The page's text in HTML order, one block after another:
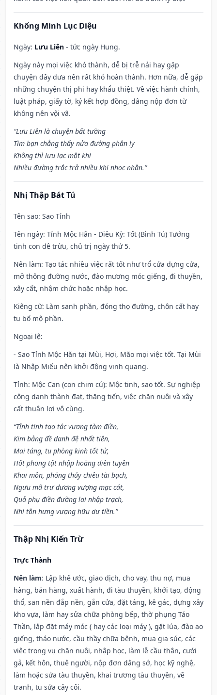
Khổng Minh Lục Diệu
Ngày: Lưu Liên - tức ngày Hung.
Ngày này mọi việc khó thành, dễ bị trễ nải hay gặp
chuyện dây dưa nên rất khó hoàn thành. Hơn nữa, dễ gặp
những chuyện thị phi hay khẩu thiệt. Về việc hành chính,
luật pháp, giấy tờ, ký kết hợp đồng, dâng nộp đơn từ
không nên vội vã.
“Lưu Liên là chuyện bất tường
Tìm bạn chẳng thấy nửa đường phân ly
Không thì lưu lạc một khi
Nhiều đường trắc trở nhiều khi nhọc nhằn.”
Nhị Thập Bát Tú
Tên sao: Sao Tỉnh
Tên ngày: Tỉnh Mộc Hãn - Diêu Kỳ: Tốt (Bình Tú) Tướng
tinh con dê trừu, chủ trị ngày thứ 5.
Nên làm: Tạo tác nhiều việc rất tốt như trổ cửa dựng cửa,
mở thông đường nước, đào mương móc giếng, đi thuyền,
xây cất, nhậm chức hoặc nhập học.
Kiêng cữ: Làm sanh phần, đóng thọ đường, chôn cất hay
tu bổ mộ phần.
Ngoại lệ:
- Sao Tỉnh Mộc Hãn tại Mùi, Hợi, Mão mọi việc tốt. Tại Mùi
là Nhập Miếu nên khởi động vinh quang.
Tỉnh: Mộc Can (con chim cú): Mộc tinh, sao tốt. Sự nghiệp
công danh thành đạt, thăng tiến, việc chăn nuôi và xây
cất thuận lợi vô cùng.
“Tỉnh tinh tạo tác vượng tàm điền,
Kim bảng đề danh đệ nhất tiên,
Mai táng, tu phòng kinh tốt tử,
Hốt phong tật nhập hoàng điên tuyền
Khai môn, phóng thủy chiêu tài bạch,
Ngưu mã trư dương vượng mạc cát,
Quả phụ điền đường lai nhập trạch,
Nhi tôn hưng vượng hữu dư tiền.”
Thập Nhị Kiến Trừ
Trực Thành
Nên làm: Lập khế ước, giao dịch, cho vay, thu nợ, mua
hàng, bán hàng, xuất hành, đi tàu thuyền, khởi tạo, động
thổ, san nền đắp nền, gắn cửa, đặt táng, kê gác, dựng xây
kho vựa, làm hay sửa chữa phòng bếp, thờ phụng Táo
Thần, lắp đặt máy móc ( hay các loại máy ), gặt lúa, đào ao
giếng, tháo nước, cầu thầy chữa bệnh, mua gia súc, các
việc trong vụ chăn nuôi, nhập học, làm lễ cầu thân, cưới
gả, kết hôn, thuê người, nộp đơn dâng sớ, học kỹ nghệ,
làm hoặc sửa tàu thuyền, khai trương tàu thuyền, vẽ
tranh, tu sửa cây cối.